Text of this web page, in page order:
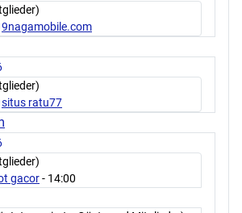
9nagamobile.com
situs ratu77
gacor- 14:00